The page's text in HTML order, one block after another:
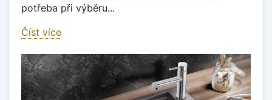
potřeba při výběru...
Číst více